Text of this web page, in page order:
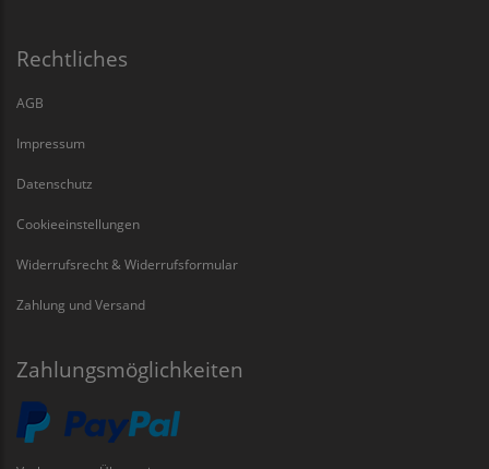
Rechtliches
AGB
Impressum
Datenschutz
Cookieeinstellungen
Widerrufsrecht & Widerrufsformular
Zahlung und Versand
Zahlungsmöglichkeiten